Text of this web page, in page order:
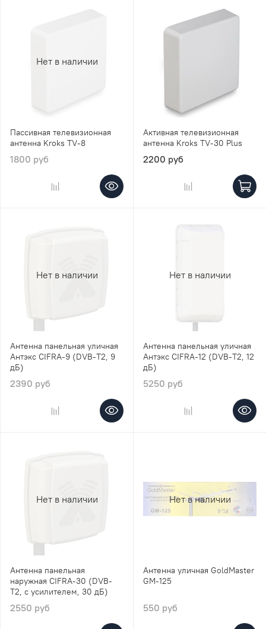
Нет в наличии
Пассивная телевизионная
антенна Kroks TV-8
1800 руб
Активная телевизионная
антенна Kroks TV-30 Plus
2200 руб
Нет в наличии
Антенна панельная уличная
Антэкс CIFRA-9 (DVB-T2, 9
дБ)
2390 руб
Нет в наличии
Антенна панельная уличная
Антэкс CIFRA-12 (DVB-T2, 12
дБ)
5250 руб
Нет в наличии
Антенна панельная
наружная CIFRA-30 (DVB-
T2, с усилителем, 30 дБ)
2550 руб
Нет в наличии
Антенна уличная GoldMaster
GM-125
550 руб